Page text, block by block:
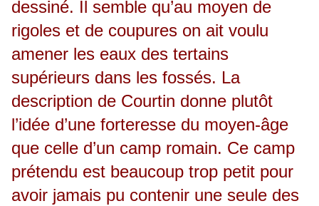
dessiné. Il semble qu’au moyen de
rigoles et de coupures on ait voulu
amener les eaux des tertains
supérieurs dans les fossés. La
description de Courtin donne plutôt
l’idée d’une forteresse du moyen-âge
que celle d’un camp romain. Ce camp
prétendu est beaucoup trop petit pour
avoir jamais pu contenir une seule des